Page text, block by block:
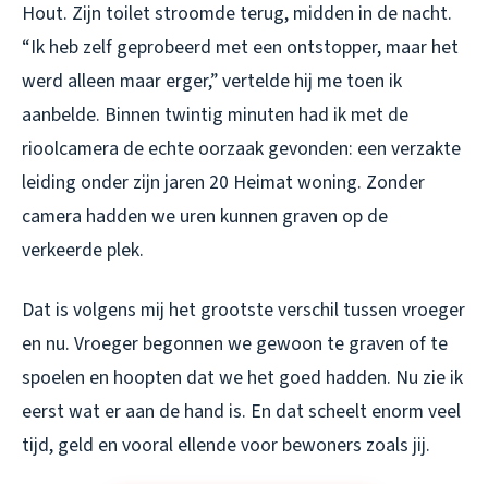
Hout. Zijn toilet stroomde terug, midden in de nacht.
“Ik heb zelf geprobeerd met een ontstopper, maar het
werd alleen maar erger,” vertelde hij me toen ik
aanbelde. Binnen twintig minuten had ik met de
rioolcamera de echte oorzaak gevonden: een verzakte
leiding onder zijn jaren 20 Heimat woning. Zonder
camera hadden we uren kunnen graven op de
verkeerde plek.
Dat is volgens mij het grootste verschil tussen vroeger
en nu. Vroeger begonnen we gewoon te graven of te
spoelen en hoopten dat we het goed hadden. Nu zie ik
eerst wat er aan de hand is. En dat scheelt enorm veel
tijd, geld en vooral ellende voor bewoners zoals jij.